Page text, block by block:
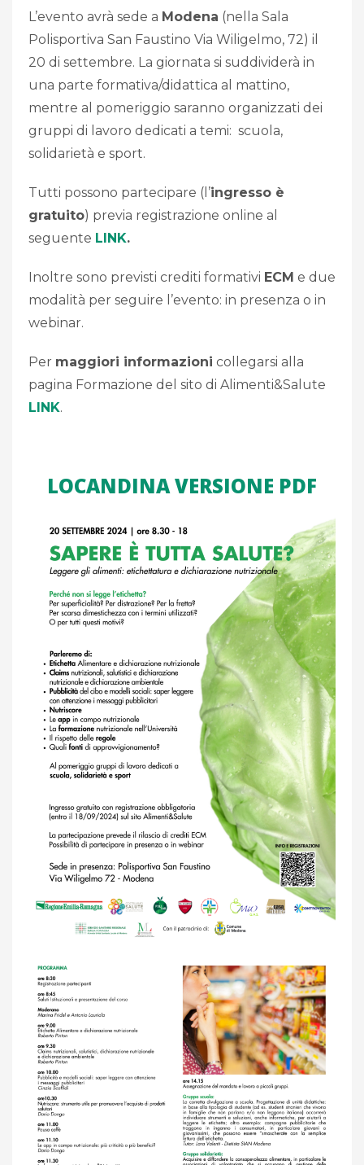
L’evento avrà sede a Modena (nella Sala
Polisportiva San Faustino Via Wiligelmo, 72) il
20 di settembre. La giornata si suddividerà in
una parte formativa/didattica al mattino,
mentre al pomeriggio saranno organizzati dei
gruppi di lavoro dedicati a temi: scuola,
solidarietà e sport.
Tutti possono partecipare (l’ingresso è
gratuito) previa registrazione online al
seguente LINK.
Inoltre sono previsti crediti formativi ECM e due
modalità per seguire l’evento: in presenza o in
webinar.
Per maggiori informazioni collegarsi alla
pagina Formazione del sito di Alimenti&Salute
LINK.
LOCANDINA VERSIONE PDF